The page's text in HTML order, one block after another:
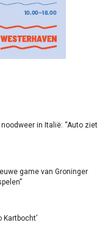
in Italië: “Auto ziet
game van Groninger